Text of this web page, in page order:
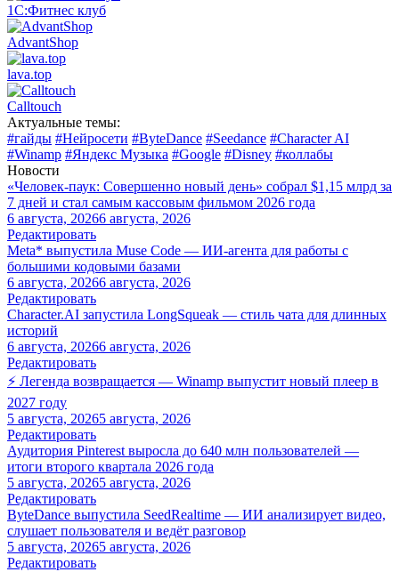
1С:Фитнес клуб
AdvantShop
lava.top
Calltouch
Актуальные темы:
#гайды #Нейросети #ByteDance #Seedance #Character AI
#Winamp #Яндекс Музыка #Google #Disney #коллабы
Новости
«Человек-паук: Совершенно новый день» собрал $1,15 млрд за
7 дней и стал самым кассовым фильмом 2026 года
6 августа, 20266 августа, 2026
Редактировать
Meta* выпустила Muse Code — ИИ-агента для работы с
большими кодовыми базами
6 августа, 20266 августа, 2026
Редактировать
Character.AI запустила LongSqueak — стиль чата для длинных
историй
6 августа, 20266 августа, 2026
Редактировать
⚡ Легенда возвращается — Winamp выпустит новый плеер в
2027 году
5 августа, 20265 августа, 2026
Редактировать
Аудитория Pinterest выросла до 640 млн пользователей —
итоги второго квартала 2026 года
5 августа, 20265 августа, 2026
Редактировать
ByteDance выпустила SeedRealtime — ИИ анализирует видео,
слушает пользователя и ведёт разговор
5 августа, 20265 августа, 2026
Редактировать